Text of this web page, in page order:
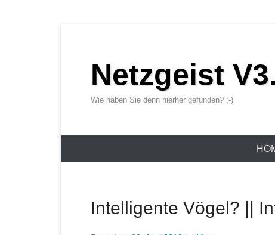
Netzgeist
Wie haben Sie denn hierher gefunden? ;-)
Intelligente Vögel? ||